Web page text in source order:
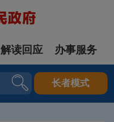
解读回应 办事服务
长者模式